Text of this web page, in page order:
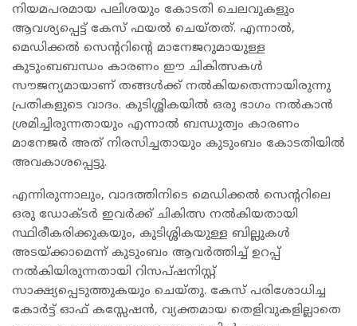
നിയമപരമായ പലിശയും കോടതി ചെലവുകളും
ആവശ്യപ്പെട്ട് കേസ് ഫയൽ ചെയ്തത്. എന്നാൽ,
മെഡിക്കൽ സെന്ററിന്റെ മാനേജറുമായുള്ള
കുടുംബബന്ധം കാരണം ഈ ചികിത്സകൾ
സൗജന്യമായാണ് തങ്ങൾക്ക് നൽകിയതെന്നായിരുന്നു
പ്രതികളുടെ വാദം. കുടിശ്ശികയിൽ ഒരു ഭാഗം നൽകാൻ
ശ്രമിച്ചിരുന്നതായും എന്നാൽ ബന്ധുത്വം കാരണം
മാനേജർ അത് നിരസിച്ചതായും കുടുംബം കോടതിയിൽ
അവകാശപ്പെട്ടു.
എന്നിരുന്നാലും, വാദത്തിനിടെ മെഡിക്കൽ സെന്ററിലെ
ഒരു ഡോക്ടർ ഇവർക്ക് ചികിത്സ നൽകിയതായി
സ്ഥിരീകരിക്കുകയും, കുടിശ്ശികയുള്ള ബില്ലുകൾ
അടയ്ക്കാമെന്ന് കുടുംബം ആവർത്തിച്ച് ഉറപ്പ്
നൽകിയിരുന്നതായി റിസപ്ഷനിസ്റ്റ്
സാക്ഷ്യപ്പെടുത്തുകയും ചെയ്തു. കേസ് പരിശോധിച്ച
കോർട്ട് ഓഫ് കസ്സേഷൻ, വ്യക്തമായ തെളിവുകളില്ലാതെ